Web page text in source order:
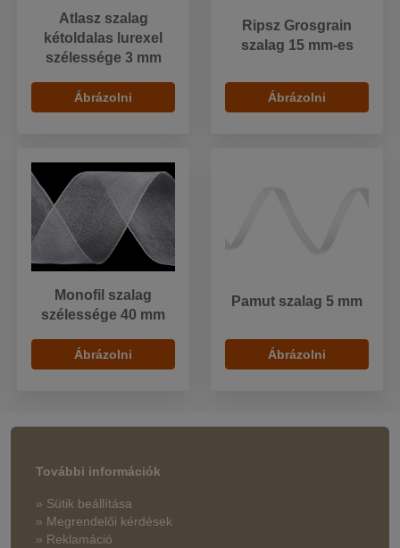
Atlasz szalag
kétoldalas lurexel
szélessége 3 mm
Ábrázolni
Ripsz Grosgrain
szalag 15 mm-es
Ábrázolni
Monofil szalag
szélessége 40 mm
Ábrázolni
Pamut szalag 5 mm
Ábrázolni
További információk
» Sütik beállítása
» Megrendelői kérdések
» Reklamáció